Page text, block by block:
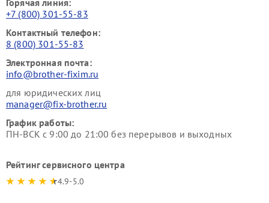
Горячая линия:
+7 (800) 301-55-83
Контактный телефон:
8 (800) 301-55-83
Электронная почта:
info@brother-fixim.ru
для юридических лиц
manager@fix-brother.ru
График работы:
ПН-ВСК с 9:00 до 21:00 без перерывов и выходных
Рейтинг сервисного центра
4.9-5.0